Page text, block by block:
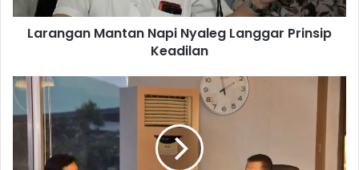
M
a
n
N
Larangan Mantan Napi Nyaleg Langgar Prinsip
Keadilan
T
e
m